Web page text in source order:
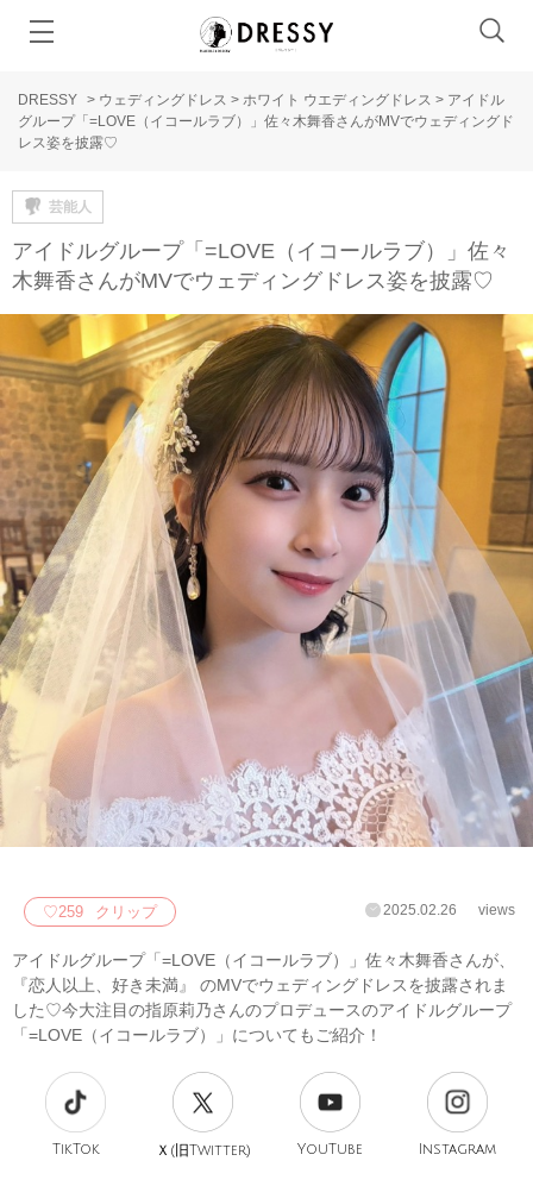
DRESSY > ウェディングドレス > ホワイト ウエディングドレス > アイドル
グループ「=LOVE（イコールラブ）」佐々木舞香さんがMVでウェディングド
レス姿を披露♡
芸能人
アイドルグループ「=LOVE（イコールラブ）」佐々
木舞香さんがMVでウェディングドレス姿を披露♡
♡259 クリップ 2025.02.26 views
アイドルグループ「=LOVE（イコールラブ）」佐々木舞香さんが、
『恋人以上、好き未満』 ​のMVでウェディングドレスを披露されま
した♡今大注目の指原莉乃さんのプロデュースのアイドルグループ
「=LOVE（イコールラブ）」についてもご紹介！
TikTok Ｘ(旧Twitter) YouTube Instagram